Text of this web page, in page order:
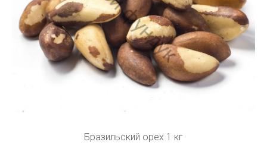
Бразильский орех 1 кг